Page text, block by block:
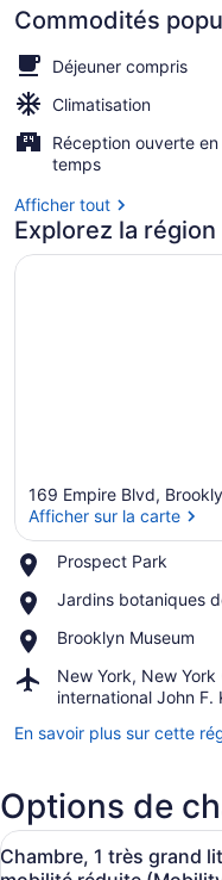
Blvd
Commodités
Déjeuner compris
Climatisation
Réception ouverte
temps
Afficher tout
Explorez la région
169 Empire Blvd,
Afficher sur la carte
Prospect Park
Place,
Park
Jardins botaniques
Place,
botaniques
Brooklyn
Brooklyn Museum
Place,
Museum
New York, New
international John F.
Airport,
New
New
Aéroport
international
John
F.
En savoir plus sur cette
Options de
Afficher
toutes
7
Chambre, 1 très grand